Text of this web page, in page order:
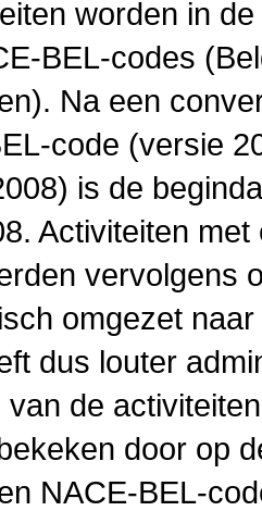
worden in
BEL-codes
Na een
code (versie
is de
Activiteiten
vervolgens
omgezet
dus louter
van de
door op
NACE-BEL-